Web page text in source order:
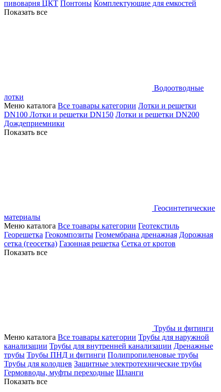
пивоварня ЦКТ Понтоны Комплектующие для емкостей
Показать все
Водоотводные
лотки
Меню каталога Все тоавары категории Лотки и решетки
DN100 Лотки и решетки DN150 Лотки и решетки DN200
Дождеприемники
Показать все
Геосинтетические
материалы
Меню каталога Все тоавары категории Геотекстиль
Георешетка Геокомпозиты Геомембрана дренажная Дорожная
сетка (геосетка) Газонная решетка Сетка от кротов
Показать все
Трубы и фитинги
Меню каталога Все тоавары категории Трубы для наружной
канализации Трубы для внутренней канализации Дренажные
трубы Трубы ПНД и фитинги Полипропиленовые трубы
Трубы для колодцев Защитные электротехнические трубы
Гермовводы, муфты переходные Шланги
Показать все